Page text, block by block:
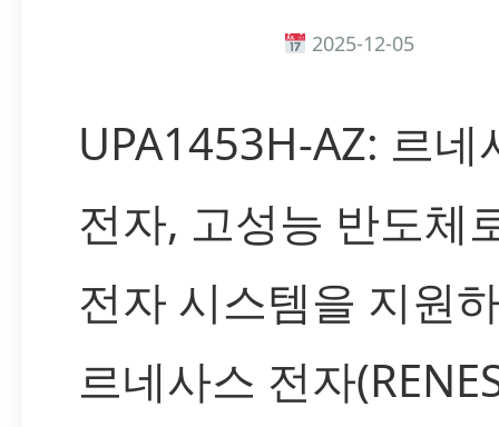
2025-12-05
UPA1453H-AZ: 르네
전자, 고성능 반도체
전자 시스템을 지원
르네사스 전자